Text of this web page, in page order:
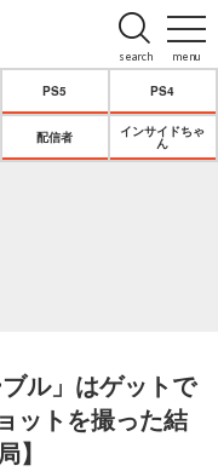
menu
search
PS5 PS4
配信者
インサイドちゃ
ん
ル」はゲットで
ットを撮った結